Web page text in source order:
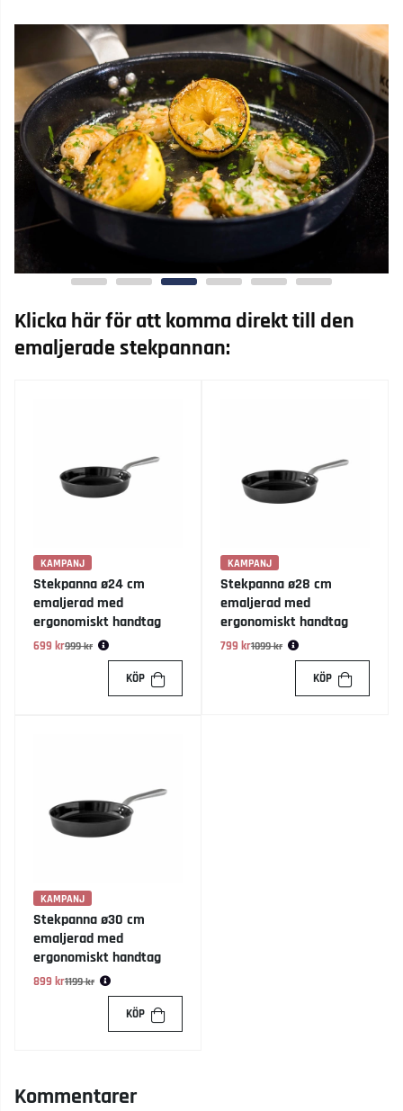
Klicka här för att komma direkt till den
emaljerade stekpannan:
KAMPANJ
Stekpanna ø24 cm
emaljerad med
ergonomiskt handtag
699 kr
Ordinarie pris:
999 kr
KÖP
KAMPANJ
Stekpanna ø28 cm
emaljerad med
ergonomiskt handtag
799 kr
Ordinarie pris:
1099 kr
KÖP
KAMPANJ
Stekpanna ø30 cm
emaljerad med
ergonomiskt handtag
899 kr
Ordinarie pris:
1199 kr
KÖP
Kommentarer